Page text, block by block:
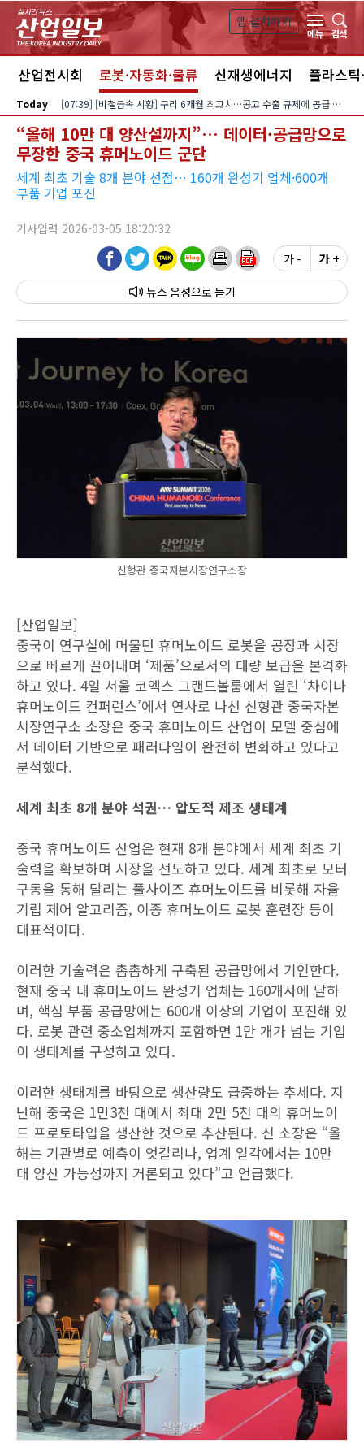
본문 바로가기
앱 설치하기
메뉴
검색
산업전시회 로봇·자동화·물류 신재생에너지 플라스틱
Today [07:39] [비철금속 시황] 구리 6개월 최고치…콩고 수출 규제에 공급 우려 확대
“올해 10만 대 양산설까지”… 데이터·공급망으로
무장한 중국 휴머노이드 군단
세계 최초 기술 8개 분야 선점… 160개 완성기 업체·600개
부품 기업 포진
기사입력 2026-03-05 18:20:32
뉴스 음성
가 - 가 +
신형관 중국자본시장연구소장
[산업일보]
중국이 연구실에 머물던 휴머노이드 로봇을 공장과 시장
으로 빠르게 끌어내며 ‘제품’으로서의 대량 보급을 본격화
하고 있다. 4일 서울 코엑스 그랜드볼룸에서 열린 ‘차이나
휴머노이드 컨퍼런스’에서 연사로 나선 신형관 중국자본
시장연구소 소장은 중국 휴머노이드 산업이 모델 중심에
서 데이터 기반으로 패러다임이 완전히 변화하고 있다고
분석했다.
세계 최초 8개 분야 석권… 압도적 제조 생태계
중국 휴머노이드 산업은 현재 8개 분야에서 세계 최초 기
술력을 확보하며 시장을 선도하고 있다. 세계 최초로 모터
구동을 통해 달리는 풀사이즈 휴머노이드를 비롯해 자율
기립 제어 알고리즘, 이종 휴머노이드 로봇 훈련장 등이
대표적이다.
이러한 기술력은 촘촘하게 구축된 공급망에서 기인한다.
현재 중국 내 휴머노이드 완성기 업체는 160개사에 달하
며, 핵심 부품 공급망에는 600개 이상의 기업이 포진해 있
다. 로봇 관련 중소업체까지 포함하면 1만 개가 넘는 기업
이 생태계를 구성하고 있다.
이러한 생태계를 바탕으로 생산량도 급증하는 추세다. 지
난해 중국은 1만3천 대에서 최대 2만 5천 대의 휴머노이
드 프로토타입을 생산한 것으로 추산된다. 신 소장은 “올
해는 기관별로 예측이 엇갈리나, 업계 일각에서는 10만
대 양산 가능성까지 거론되고 있다”고 언급했다.